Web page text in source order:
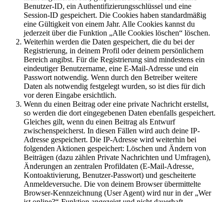
Benutzer-ID, ein Authentifizierungsschlüssel und eine
Session-ID gespeichert. Die Cookies haben standardmäßig
eine Gültigkeit von einem Jahr. Alle Cookies kannst du
jederzeit über die Funktion „Alle Cookies löschen“ löschen.
Weiterhin werden die Daten gespeichert, die du bei der
Registrierung, in deinem Profil oder deinem persönlichem
Bereich angibst. Für die Registrierung sind mindestens ein
eindeutiger Benutzername, eine E-Mail-Adresse und ein
Passwort notwendig. Wenn durch den Betreiber weitere
Daten als notwendig festgelegt wurden, so ist dies für dich
vor deren Eingabe ersichtlich.
Wenn du einen Beitrag oder eine private Nachricht erstellst,
so werden die dort eingegebenen Daten ebenfalls gespeichert.
Gleiches gilt, wenn du einen Beitrag als Entwurf
zwischenspeicherst. In diesen Fällen wird auch deine IP-
Adresse gespeichert. Die IP-Adresse wird weiterhin bei
folgenden Aktionen gespeichert: Löschen und Ändern von
Beiträgen (dazu zählen Private Nachrichten und Umfragen),
Änderungen an zentralen Profildaten (E-Mail-Adresse,
Kontoaktivierung, Benutzer-Passwort) und gescheiterte
Anmeldeversuche. Die von deinem Browser übermittelte
Browser-Kennzeichnung (User Agent) wird nur in der „Wer